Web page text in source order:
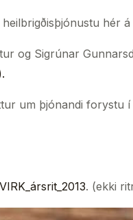
hér á
og Sigrúnar
um þjónandi forystu
VIRK_ársrit_2013. (ekki